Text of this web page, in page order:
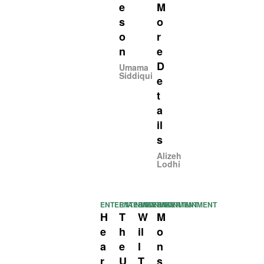
e
s
o
n
Umama
Siddiqui
M
o
r
e
D
e
t
a
il
s
Alizeh
Lodhi
ENTERTAINMENT
H
e
a
r
ENTERTAINMENT
T
h
e
U
ENTERTAINMENT
W
il
l
T
ENTERTAINMENT
M
o
n
s